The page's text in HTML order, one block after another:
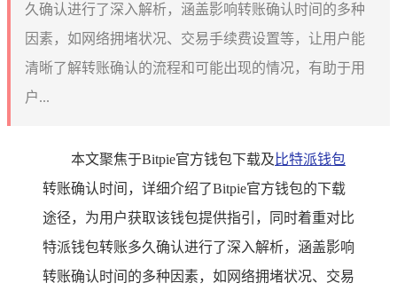
久确认进行了深入解析，涵盖影响转账确认时间的多种
因素，如网络拥堵状况、交易手续费设置等，让用户能
清晰了解转账确认的流程和可能出现的情况，有助于用
户...
本文聚焦于Bitpie官方钱包下载及 比特派钱包
转账确认时间，详细介绍了Bitpie官方钱包的下载
途径，为用户获取该钱包提供指引，同时着重对比
特派钱包转账多久确认进行了深入解析，涵盖影响
转账确认时间的多种因素，如网络拥堵状况、交易